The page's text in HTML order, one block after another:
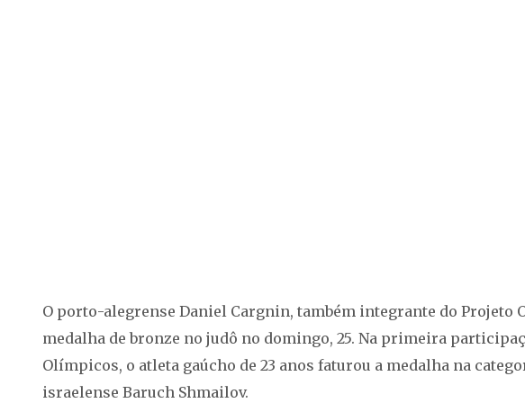
O porto-alegrense Daniel Cargnin, também integrante do Projeto
medalha de bronze no judô no domingo, 25. Na primeira
Olímpicos, o atleta gaúcho de 23 anos faturou a medalha na
israelense Baruch Shmailov.